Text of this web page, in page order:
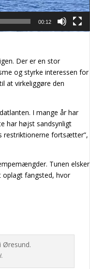
00:12
Der er en stor
og styrke interessen for
at virkeliggøre den
I mange år har
har højst sandsynligt
restriktionerne fortsætter”,
Tunen elsker
oplagt fangsted, hvor